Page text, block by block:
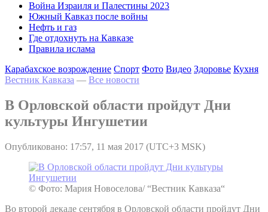
Война Израиля и Палестины 2023
Южный Кавказ после войны
Нефть и газ
Где отдохнуть на Кавказе
Правила ислама
Карабахское возрождение Спорт Фото Видео Здоровье Кухня
Вестник Кавказа — Все новости
В Орловской области пройдут Дни
культуры Ингушетии
Опубликовано: 17:57, 11 мая 2017 (UTC+3 MSK)
© Фото: Мария Новоселова/ “Вестник Кавказа“
Во второй декаде сентября в Орловской области пройдут Дни